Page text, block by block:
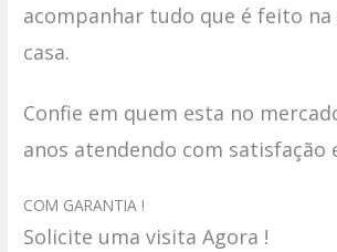
acompanhar tudo que é feito
casa.
Confie em quem esta no
anos atendendo com satisfação
COM GARANTIA !
Solicite uma visita Agora !